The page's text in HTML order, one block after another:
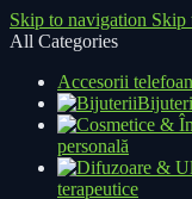
Skip to navigation Skip
All Categories
Accesorii
personală
terapeutice